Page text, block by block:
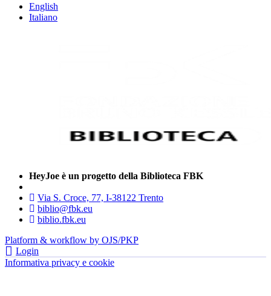
English
Italiano
HeyJoe è un progetto della Biblioteca FBK
Via S. Croce, 77, I-38122 Trento
biblio@fbk.eu
biblio.fbk.eu
Platform & workflow by OJS/PKP
Login
Informativa privacy e cookie